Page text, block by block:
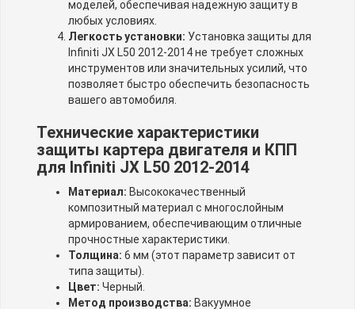
моделей, обеспечивая надежную защиту в
любых условиях.
Легкость установки: Установка защиты для
Infiniti JX L50 2012-2014 не требует сложных
инструментов или значительных усилий, что
позволяет быстро обеспечить безопасность
вашего автомобиля.
Технические характеристики
защиты картера двигателя и КПП
для Infiniti JX L50 2012-2014
Материал: Высококачественный
композитный материал с многослойным
армированием, обеспечивающим отличные
прочностные характеристики.
Толщина: 6 мм (этот параметр зависит от
типа защиты).
Цвет: Черный.
Метод производства: Вакуумное